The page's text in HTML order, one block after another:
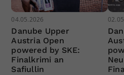
04.05.2026
Danube Upper
Austria Open
powered by SKE:
Finalkrimi an
Safiullin